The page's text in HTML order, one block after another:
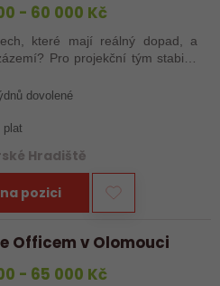
- 60 000 Kč
které mají reálný dopad, a
Pro projekční tým stabilní
dovolené
plat
Hradiště
pozici
Officem v Olomouci
- 65 000 Kč